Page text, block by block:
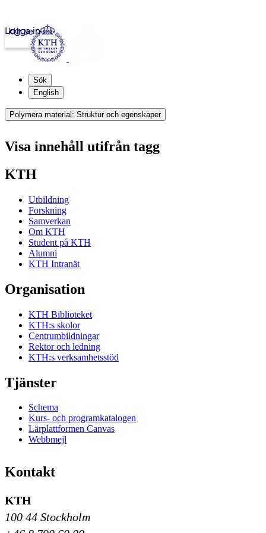
kth.se
Logga in
Sök
English
Polymera material: Struktur och egenskaper
Visa innehåll utifrån tagg
KTH
Utbildning
Forskning
Samverkan
Om KTH
Student på KTH
Alumni
KTH Intranät
Organisation
KTH Biblioteket
KTH:s skolor
Centrumbildningar
Rektor och ledning
KTH:s verksamhetsstöd
Tjänster
Schema
Kurs- och programkatalogen
Lärplattformen Canvas
Webbmejl
Kontakt
KTH
100 44 Stockholm